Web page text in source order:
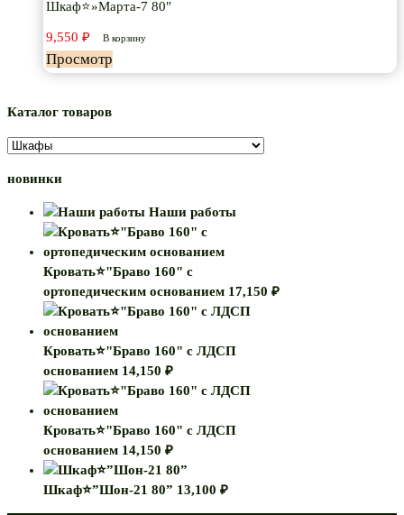
Шкаф⭐»Марта-7 80″
9,550 ₽ В корзину
Просмотр
Каталог товаров
новинки
Наши работы
Кровать⭐"Браво 160" с
ортопедическим основанием 17,150 ₽
Кровать⭐"Браво 160" с ЛДСП
основанием 14,150 ₽
Кровать⭐"Браво 160" с ЛДСП
основанием 14,150 ₽
Шкаф⭐”Шон-21 80” 13,100 ₽